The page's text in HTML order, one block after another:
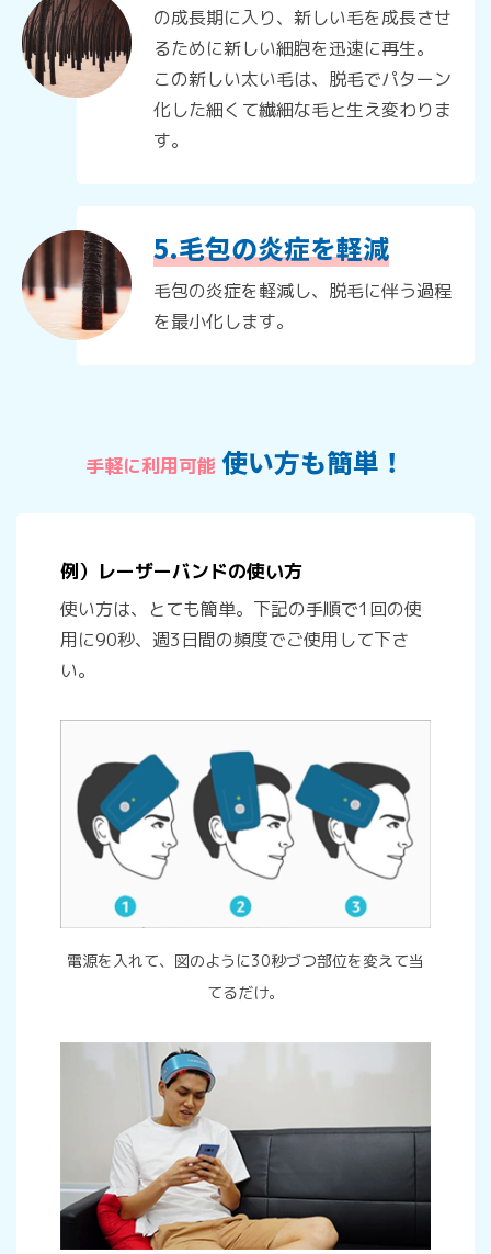
の成長期に入り、新しい毛を成長させ
るために新しい細胞を迅速に再生。
この新しい太い毛は、脱毛でパターン
化した細くて繊細な毛と生え変わりま
す。
5.毛包の炎症を軽減
毛包の炎症を軽減し、脱毛に伴う過程
を最小化します。
手軽に利用可能 使い方も簡単！
例）レーザーバンドの使い方
使い方は、とても簡単。下記の手順で1回の使
用に90秒、週3日間の頻度でご使用して下さ
い。
電源を入れて、図のように30秒づつ部位を変えて当
てるだけ。